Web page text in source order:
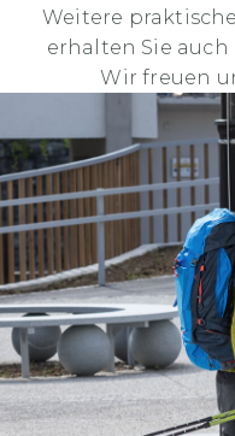
Weitere praktische
erhalten Sie
Wir freuen